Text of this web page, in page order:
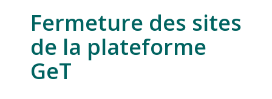
Fermeture des sites
de la plateforme
GeT